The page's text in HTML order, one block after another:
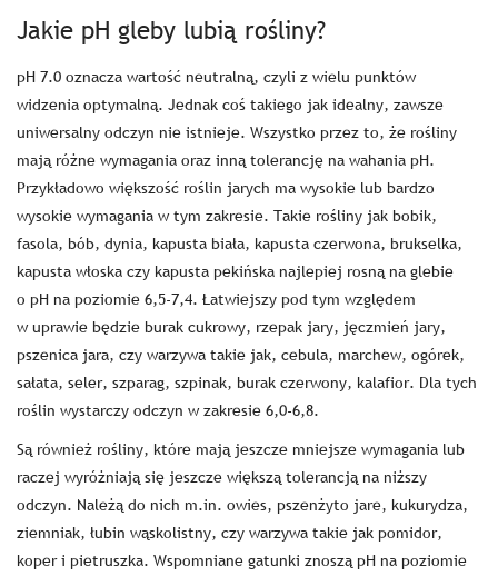
Jakie pH gleby lubią rośliny?
pH 7.0 oznacza wartość neutralną, czyli z wielu punktów
widzenia optymalną. Jednak coś takiego jak idealny, zawsze
uniwersalny odczyn nie istnieje. Wszystko przez to, że rośliny
mają różne wymagania oraz inną tolerancję na wahania pH.
Przykładowo większość roślin jarych ma wysokie lub bardzo
wysokie wymagania w tym zakresie. Takie rośliny jak bobik,
fasola, bób, dynia, kapusta biała, kapusta czerwona, brukselka,
kapusta włoska czy kapusta pekińska najlepiej rosną na glebie
o pH na poziomie 6,5-7,4. Łatwiejszy pod tym względem
w uprawie będzie burak cukrowy, rzepak jary, jęczmień jary,
pszenica jara, czy warzywa takie jak, cebula, marchew, ogórek,
sałata, seler, szparag, szpinak, burak czerwony, kalafior. Dla tych
roślin wystarczy odczyn w zakresie 6,0-6,8.
Są również rośliny, które mają jeszcze mniejsze wymagania lub
raczej wyróżniają się jeszcze większą tolerancją na niższy
odczyn. Należą do nich m.in. owies, pszenżyto jare, kukurydza,
ziemniak, łubin wąskolistny, czy warzywa takie jak pomidor,
koper i pietruszka. Wspomniane gatunki znoszą pH na poziomie